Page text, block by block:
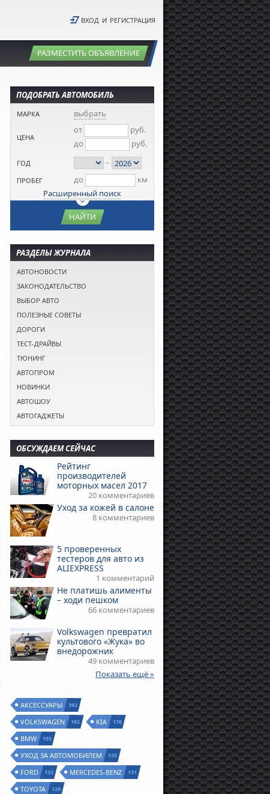
ВХОД И РЕГИСТРАЦИЯ
РАЗМЕСТИТЬ ОБЪЯВЛЕНИЕ
ПОДОБРАТЬ АВТОМОБИЛЬ
МАРКА выбрать
ЦЕНА
от
руб.
до
руб.
ГОД –
ПРОБЕГ до
км
Расширенный поиск
НАЙТИ
РАЗДЕЛЫ ЖУРНАЛА
АВТОНОВОСТИ
ЗАКОНОДАТЕЛЬСТВО
ВЫБОР АВТО
ПОЛЕЗНЫЕ СОВЕТЫ
ДОРОГИ
ТЕСТ-ДРАЙВЫ
ТЮНИНГ
АВТОПРОМ
НОВИНКИ
АВТОШОУ
АВТОГАДЖЕТЫ
ОБСУЖДАЕМ СЕЙЧАС
Рейтинг
производителей
моторных масел 2017
20 комментариев
Уход за кожей в салоне
8 комментариев
5 проверенных
тестеров для авто из
ALIEXPRESS
1 комментарий
Не платишь алименты
– ходи пешком
66 комментариев
Volkswagen превратил
культового «Жука» во
внедорожник
49 комментариев
Показать ещё »
АКСЕССУАРЫ 392
VOLKSWAGEN 192 KIA 176
BMW 155
УХОД ЗА АВТОМОБИЛЕМ 135
FORD 132 MERCEDES-BENZ 131
TOYOTA 129